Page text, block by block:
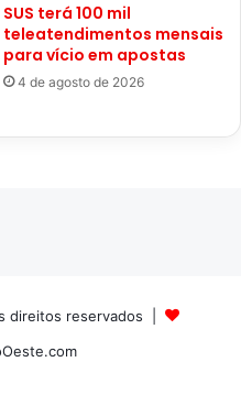
SUS terá 100 mil
teleatendimentos mensais
para vício em apostas
4 de agosto de 2026
direitos reservados |